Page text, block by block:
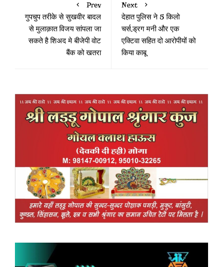
Prev
गुपचुप तरीके से सुखवीर बादल
से मुलाक़ात विजय सांपला जा
सकते है शिअद मे बीजेपी वोट
बैंक को खतरा
Next
देहात पुलिस ने 5 किलो
चर्स,ड्रग मनी और एक
एक्टिवा सहित दो आरोपीयों को
किया काबू